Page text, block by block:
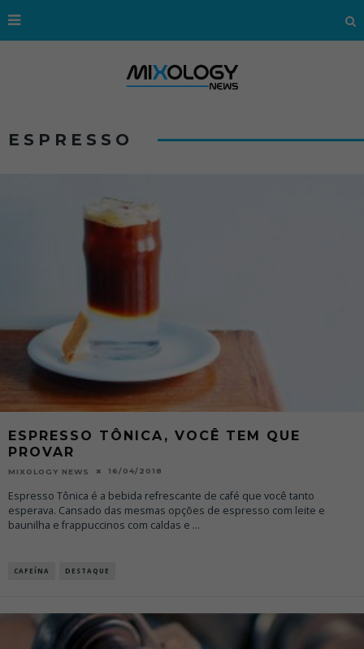
ESPRESSO
ESPRESSO TÔNICA, VOCÊ TEM QUE
PROVAR
MIXOLOGY NEWS 16/04/2018
Espresso Tônica é a bebida refrescante de café que você tanto
esperava. Cansado das mesmas opções de espresso com leite e
baunilha e frappuccinos com caldas e ...
CAFEÍNA DESTAQUE